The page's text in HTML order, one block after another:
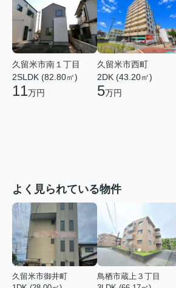
久留米市南１丁目
2SLDK (82.80㎡)
11万円
久留米市西町
2DK (43.20㎡)
5万円
よく見られている物件
久留米市御井町
鳥栖市蔵上３丁目